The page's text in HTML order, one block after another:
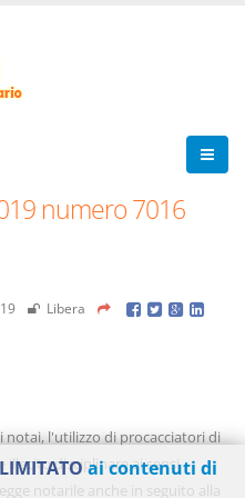
numero 7016
Libera
notai, l'utilizzo di procacciatori di
disciplinare ai sensi
notarile anche in seguito alla
ai contenuti di